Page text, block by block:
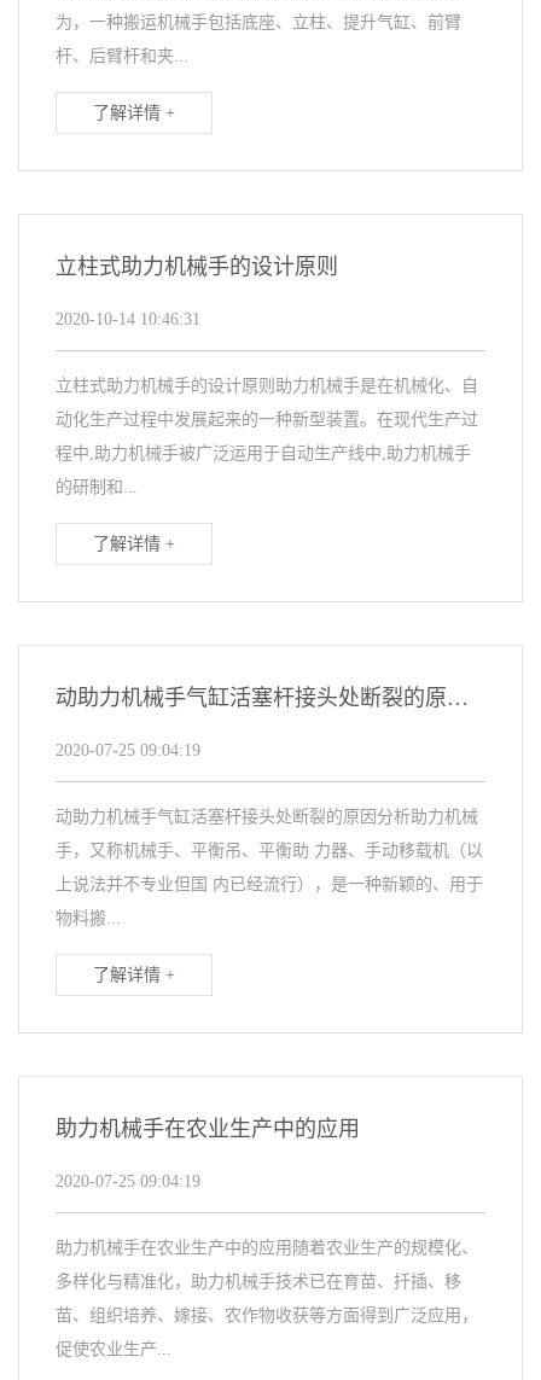
为，一种搬运机械手包括底座、立柱、提升气缸、前臂
杆、后臂杆和夹...
了解详情 +
立柱式助力机械手的设计原则
2020-10-14 10:46:31
立柱式助力机械手的设计原则助力机械手是在机械化、自
动化生产过程中发展起来的一种新型装置。在现代生产过
程中,助力机械手被广泛运用于自动生产线中,助力机械手
的研制和...
了解详情 +
动助力机械手气缸活塞杆接头处断裂的原因分析
2020-07-25 09:04:19
动助力机械手气缸活塞杆接头处断裂的原因分析助力机械
手，又称机械手、平衡吊、平衡助 力器、手动移载机（以
上说法并不专业但国 内已经流行），是一种新颖的、用于
物料搬...
了解详情 +
助力机械手在农业生产中的应用
2020-07-25 09:04:19
助力机械手在农业生产中的应用随着农业生产的规模化、
多样化与精准化，助力机械手技术已在育苗、扦插、移
苗、组织培养、嫁接、农作物收获等方面得到广泛应用，
促使农业生产...